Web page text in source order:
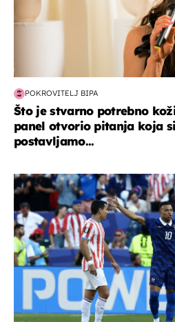
POKROVITELJ BIPA
Što je stvarno potrebno
panel otvorio pitanja koja
postavljamo...
svjetsko prvenstvo 2026